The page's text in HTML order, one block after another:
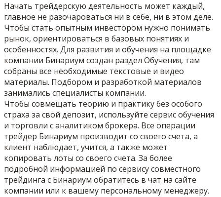
Начать трейдерскую деятельность может каждый,
главное не разочароваться ни в себе, ни в этом деле.
Чтобы стать опытным инвестором нужно понимать
рынок, ориентироваться в базовых понятиях и
особенностях. Для развития и обучения на площадке
компании Бинариум создан раздел Обучения, там
собраны все необходимые текстовые и видео
материалы. Подбором и разработкой материалов
занимались специалисты компании.
Чтобы совмещать теорию и практику без особого
страха за свой депозит, используйте сервис обучения
и торговли с аналитиком брокера. Все операции
трейдер Бинариум производит со своего счета, а
клиент наблюдает, учится, а также может
копировать лоты со своего счета. За более
подробной информацией по сервису совместного
трейдинга с Бинариум обратитесь в чат на сайте
компании или к вашему персональному менеджеру.